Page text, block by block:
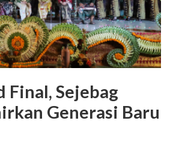
Final, Sejebag
Generasi Baru